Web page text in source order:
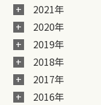
2021年
2020年
2019年
2018年
2017年
2016年